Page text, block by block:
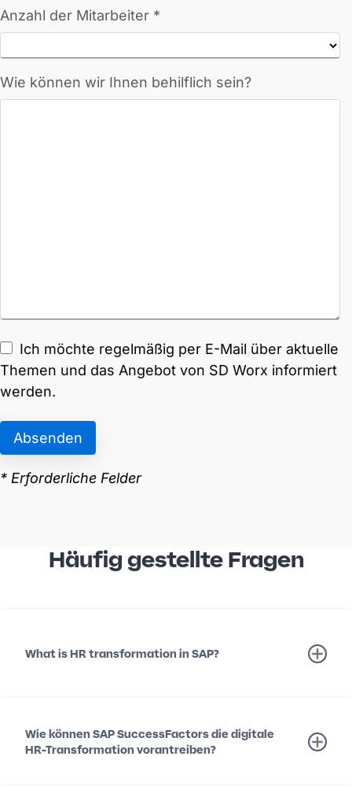
Häufig gestellte Fragen
What is HR transformation in SAP?
Wie können SAP SuccessFactors die digitale
HR-Transformation vorantreiben?